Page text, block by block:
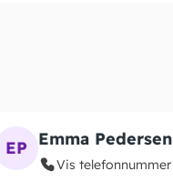
EP Emma Pedersen
Vis telefonnummer